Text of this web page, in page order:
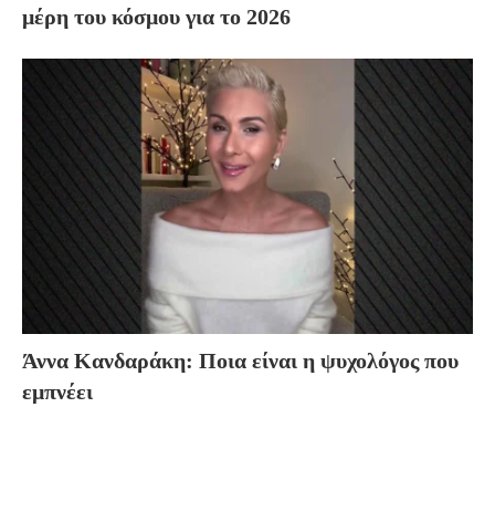
μέρη του κόσμου για το 2026
Άννα Κανδαράκη: Ποια είναι η ψυχολόγος που
εμπνέει